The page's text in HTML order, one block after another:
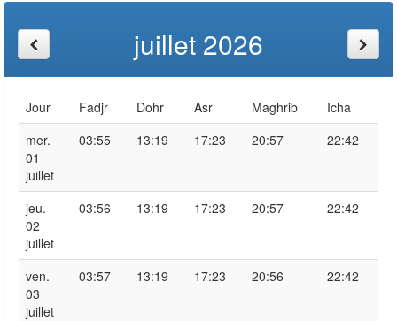
juillet 2026
Jour Fadjr Dohr Asr Maghrib
Icha
mer.
01
juillet
03:55 13:19 17:23 20:57 22:42
jeu.
02
juillet
03:56 13:19 17:23 20:57 22:42
ven.
03
juillet
03:57 13:19 17:23 20:56 22:42